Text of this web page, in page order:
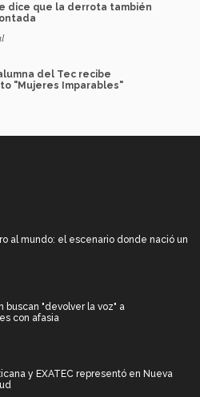
dice que la derrota también
del Tec recibe
"Mujeres Imparables"
al mundo: el escenario donde nació un
buscan "devolver la voz" a
con afasia
y EXATEC representó en Nueva